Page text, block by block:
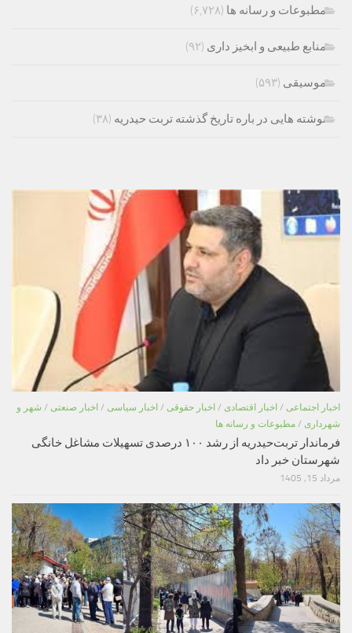
مطبوعات و رسانه ها (۶,۷۲۸)
منابع طبیعی و ابخیز داری (۹۲)
موسیقی (۵۹۳)
نوشته هایی در باره تاریخ گذشته تربت حیدریه (۳۸)
اخبار اجتماعی / اخبار اقتصادی / اخبار حقوقی / اخبار سیاسی / اخبار صنعتی / شهر و
شهرداری / مطبوعات و رسانه ها
فرماندار تربت‌حیدریه از رشد ۱۰۰ درصدی تسهیلات مشاغل خانگی
شهرستان خبر داد
مرداد 15, 1405